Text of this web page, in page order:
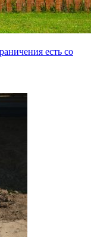
есть со